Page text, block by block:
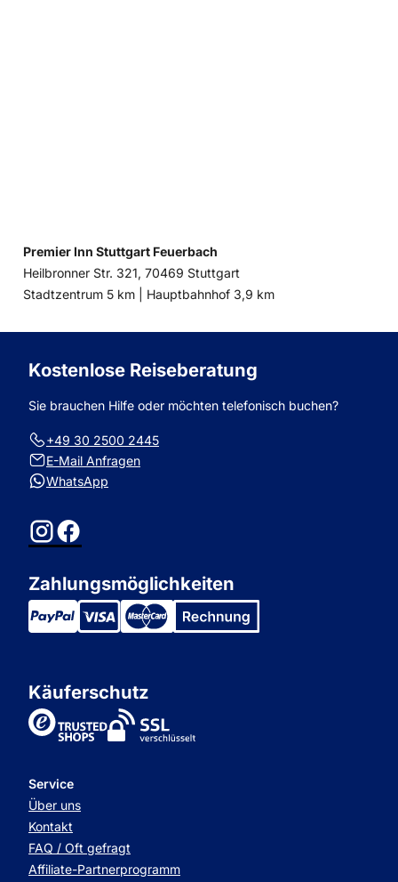
Premier Inn Stuttgart Feuerbach
Heilbronner Str. 321, 70469 Stuttgart
Entfernung
Stadtzentrum 5 km | Entfernung
Hauptbahnhof 3,9 km
Kostenlose Reiseberatung
Sie brauchen Hilfe oder möchten telefonisch buchen?
+49 30 2500 2445
E-Mail Anfragen
WhatsApp
InstagramFacebook
Zahlungsmöglichkeiten
Käuferschutz
TrustedShops
Service
Über uns
Kontakt
FAQ / Oft gefragt
Affiliate-Partnerprogramm